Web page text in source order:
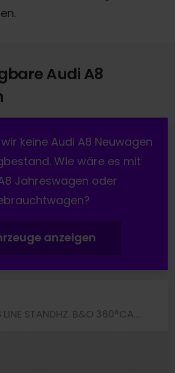
Audi A8
keine Audi A8 Neuwagen
Wie wäre es mit
Jahreswagen oder
anzeigen
A8 50 quattro S LINE STANDHZ. B&O 360°CAM LM20